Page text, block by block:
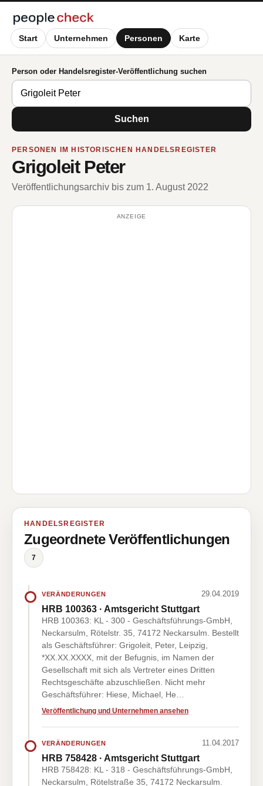
Start Unternehmen Personen Karte
Person oder Handelsregister-Veröffentlichung suchen
Suchen
PERSONEN IM HISTORISCHEN HANDELSREGISTER
Grigoleit Peter
Veröffentlichungsarchiv bis zum 1. August 2022
ANZEIGE
HANDELSREGISTER
Zugeordnete Veröffentlichungen
7
VERÄNDERUNGEN 29.04.2019
HRB 100363 · Amtsgericht Stuttgart
HRB 100363: KL - 300 - Geschäftsführungs-GmbH,
Neckarsulm, Rötelstr. 35, 74172 Neckarsulm. Bestellt
als Geschäftsführer: Grigoleit, Peter, Leipzig,
*XX.XX.XXXX, mit der Befugnis, im Namen der
Gesellschaft mit sich als Vertreter eines Dritten
Rechtsgeschäfte abzuschließen. Nicht mehr
Geschäftsführer: Hiese, Michael, He…
Veröffentlichung und Unternehmen ansehen
VERÄNDERUNGEN 11.04.2017
HRB 758428 · Amtsgericht Stuttgart
HRB 758428: KL - 318 - Geschäftsführungs-GmbH,
Neckarsulm, Rötelstraße 35, 74172 Neckarsulm.